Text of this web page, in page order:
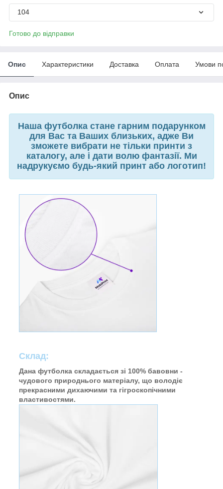
104
Готово до відправки
Опис Характеристики Доставка Оплата Умови
Опис
Наша футболка стане гарним подарунком
для Вас та Ваших близьких, адже Ви
зможете вибрати не тільки принти з
каталогу, але і дати волю фантазії. Ми
надрукуємо будь-який принт або логотип!
Склад:
Дана футболка складається зі 100% бавовни -
чудового природнього матеріалу, що володіє
прекрасними дихаючими та гігроскопічними
властивостями.